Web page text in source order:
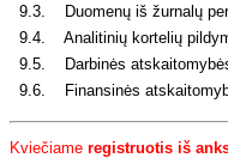
9.3. Duomenų iš žurnalų
9.4. Analitinių kortelių
9.5. Darbinės
9.6. Finansinės
Kviečiame registruotis iš